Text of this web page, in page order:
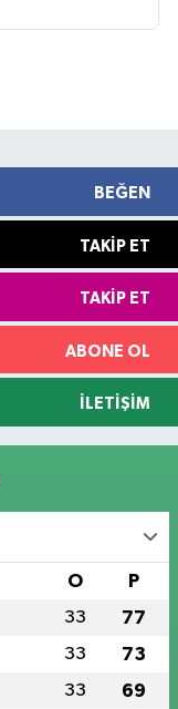
BEĞEN
TAKIP ET
TAKIP ET
ABONE OL
İLETIŞIM
O P
33 77
33 73
33 69